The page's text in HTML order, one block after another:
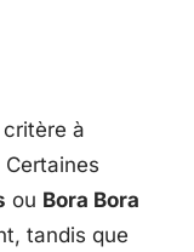
à
ou Bora Bora
tandis que